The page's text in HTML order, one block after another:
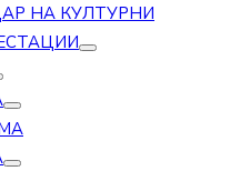
НА КУЛТУРНИ